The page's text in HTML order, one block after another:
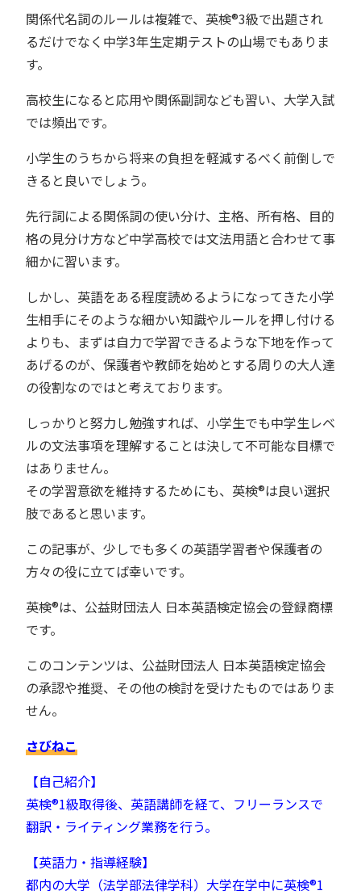
関係代名詞のルールは複雑で、英検®︎3級で出題され
るだけでなく中学3年生定期テストの山場でもありま
す。
高校生になると応用や関係副詞なども習い、大学入試
では頻出です。
小学生のうちから将来の負担を軽減するべく前倒しで
きると良いでしょう。
先行詞による関係詞の使い分け、主格、所有格、目的
格の見分け方など中学高校では文法用語と合わせて事
細かに習います。
しかし、英語をある程度読めるようになってきた小学
生相手にそのような細かい知識やルールを押し付ける
よりも、まずは自力で学習できるような下地を作って
あげるのが、保護者や教師を始めとする周りの大人達
の役割なのではと考えております。
しっかりと努力し勉強すれば、小学生でも中学生レベ
ルの文法事項を理解することは決して不可能な目標で
はありません。
その学習意欲を維持するためにも、英検®︎は良い選択
肢であると思います。
この記事が、少しでも多くの英語学習者や保護者の
方々の役に立てば幸いです。
英検®︎は、公益財団法人 日本英語検定協会の登録商標
です。
このコンテンツは、公益財団法人 日本英語検定協会
の承認や推奨、その他の検討を受けたものではありま
せん。
さびねこ
【自己紹介】
英検®︎1級取得後、英語講師を経て、フリーランスで
翻訳・ライティング業務を行う。
【英語力・指導経験】
都内の大学（法学部法律学科）大学在学中に英検®︎1